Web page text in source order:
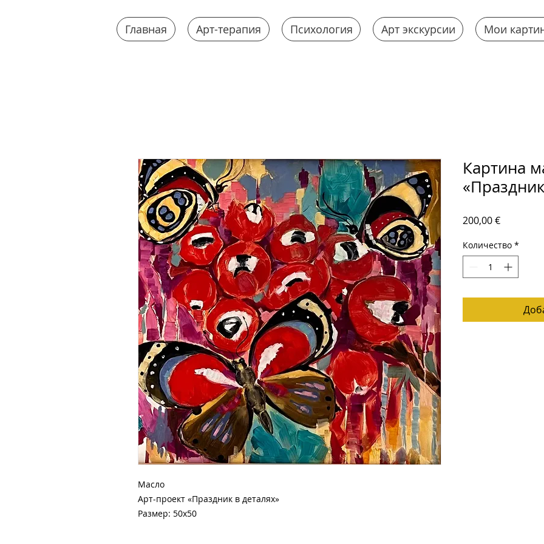
Главная Арт-терапия Психология Арт экскурсии Мои
Масло
Арт-проект «Праздник в деталях»
Размер: 50x50
Картина
200,00 €Цена
Количество *